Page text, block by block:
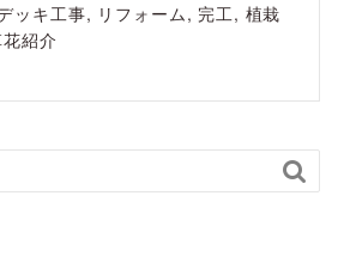
ッキ工事, リフォーム, 完工, 植栽
紹介
